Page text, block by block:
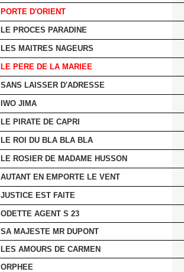
PORTE D'ORIENT
LE PROCES PARADINE
LES MAITRES NAGEURS
LE PERE DE LA MARIEE
SANS LAISSER D'ADRESSE
IWO JIMA
LE PIRATE DE CAPRI
LE ROI DU BLA BLA BLA
LE ROSIER DE MADAME HUSSON
AUTANT EN EMPORTE LE VENT
JUSTICE EST FAITE
ODETTE AGENT S 23
SA MAJESTE MR DUPONT
LES AMOURS DE CARMEN
ORPHEE